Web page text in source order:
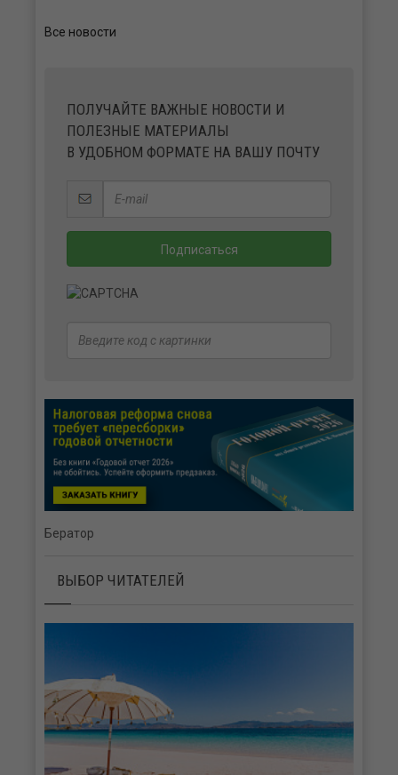
Все новости
ПОЛУЧАЙТЕ ВАЖНЫЕ НОВОСТИ И
ПОЛЕЗНЫЕ МАТЕРИАЛЫ
В УДОБНОМ ФОРМАТЕ НА ВАШУ ПОЧТУ
Бератор
ВЫБОР ЧИТАТЕЛЕЙ